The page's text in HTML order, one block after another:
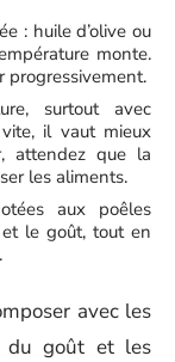
: huile d’olive ou
monte.
progressivement.
surtout avec
il vaut mieux
attendez que la
les aliments.
aux poêles
le goût, tout en
avec les
du goût et les